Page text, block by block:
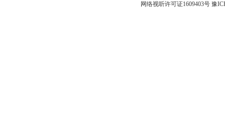
网络视听许可证1609403号豫